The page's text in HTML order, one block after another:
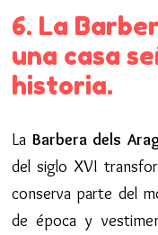
6. La
una casa
historia.
La Barbera dels
del siglo XVI
conserva parte del
de época y